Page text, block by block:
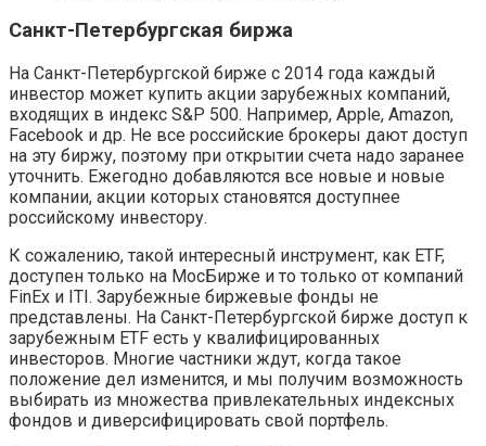
Санкт-Петербургская биржа
На Санкт-Петербургской бирже с 2014 года каждый
инвестор может купить акции зарубежных компаний,
входящих в индекс S&P 500. Например, Apple, Amazon,
Facebook и др. Не все российские брокеры дают доступ
на эту биржу, поэтому при открытии счета надо заранее
уточнить. Ежегодно добавляются все новые и новые
компании, акции которых становятся доступнее
российскому инвестору.
К сожалению, такой интересный инструмент, как ETF,
доступен только на МосБирже и то только от компаний
FinEx и ITI. Зарубежные биржевые фонды не
представлены. На Санкт-Петербургской бирже доступ к
зарубежным ETF есть у квалифицированных
инвесторов. Многие частники ждут, когда такое
положение дел изменится, и мы получим возможность
выбирать из множества привлекательных индексных
фондов и диверсифицировать свой портфель.